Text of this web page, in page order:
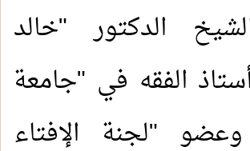
الدكتور "خالد
الفقه في "جامعة
"لجنة الإفتاء